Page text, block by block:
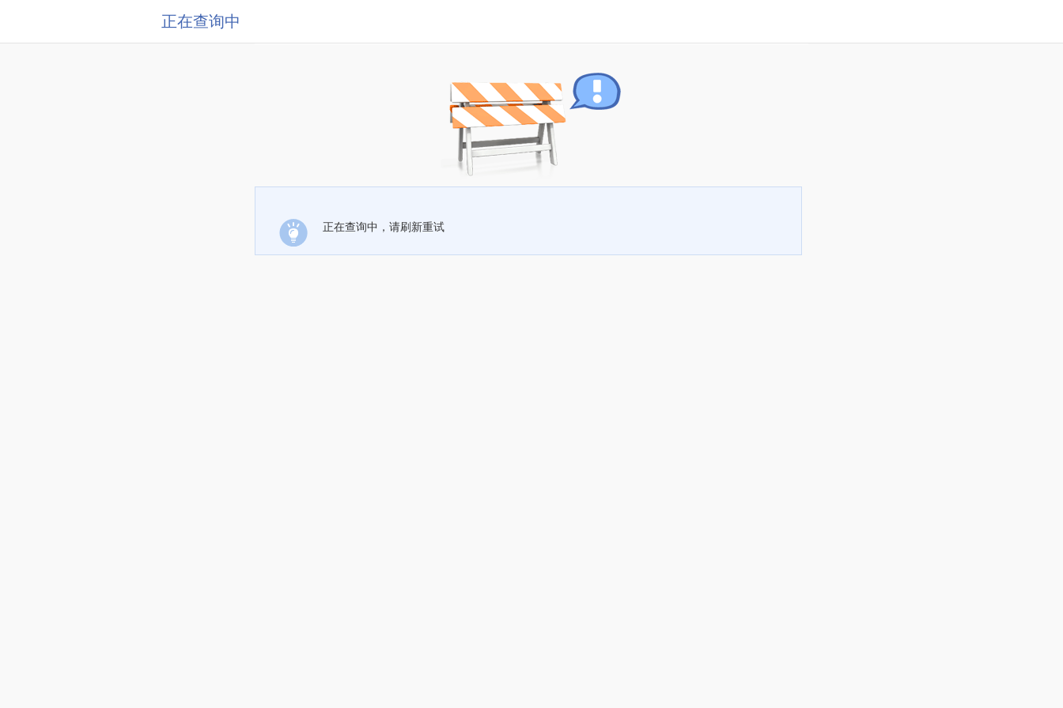
正在查询中
正在查询中，请刷新重试